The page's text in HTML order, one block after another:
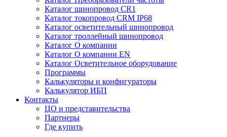
Каталог шинопровод CR1
Каталог токопровод CRM IP68
Каталог осветительный шинопровод
Каталог троллейный шинопровод
Каталог О компании
Каталог О компании EN
Каталог Осветительное оборудование
Программы
Калькуляторы и конфигураторы
Калькулятор ИБП
Контакты
ЦО и представительства
Партнеры
Где купить